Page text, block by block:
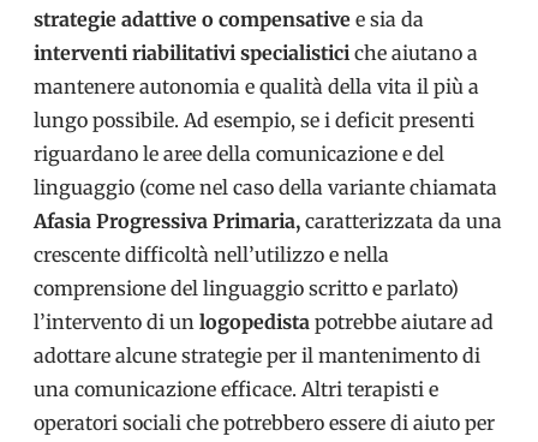
strategie adattive o compensative e sia da
interventi riabilitativi specialistici che aiutano a
mantenere autonomia e qualità della vita il più a
lungo possibile. Ad esempio, se i deficit presenti
riguardano le aree della comunicazione e del
linguaggio (come nel caso della variante chiamata
Afasia Progressiva Primaria, caratterizzata da una
crescente difficoltà nell’utilizzo e nella
comprensione del linguaggio scritto e parlato)
l’intervento di un logopedista potrebbe aiutare ad
adottare alcune strategie per il mantenimento di
una comunicazione efficace. Altri terapisti e
operatori sociali che potrebbero essere di aiuto per